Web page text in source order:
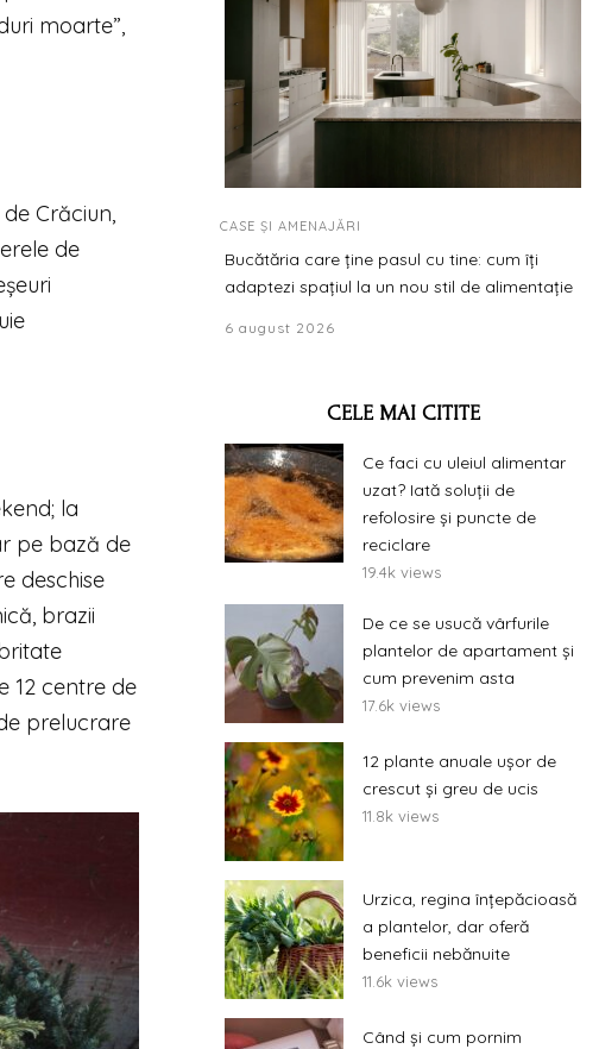
moarte”,
Crăciun,
de
la
pe bază de
deschise
brazii
12 centre de
prelucrare
CASE ȘI AMENAJĂRI
Bucătăria care ține pasul cu tine: cum îți
adaptezi spațiul la un nou stil de alimentație
6 august 2026
CELE MAI CITITE
Ce faci cu uleiul alimentar
uzat? Iată soluții de
refolosire și puncte de
reciclare
19.4k views
De ce se usucă vârfurile
plantelor de apartament și
cum prevenim asta
17.6k views
12 plante anuale ușor de
crescut și greu de ucis
11.8k views
Urzica, regina înțepăcioasă
a plantelor, dar oferă
beneficii nebănuite
11.6k views
Când și cum pornim